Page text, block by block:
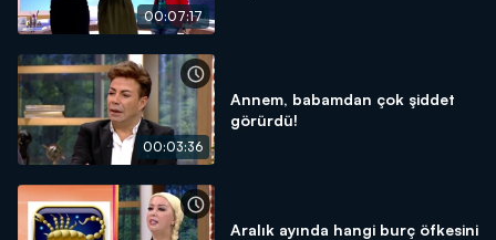
00:07:17
00:03:36
Annem, babamdan çok şiddet
görürdü!
Aralık ayında hangi burç öfkesini